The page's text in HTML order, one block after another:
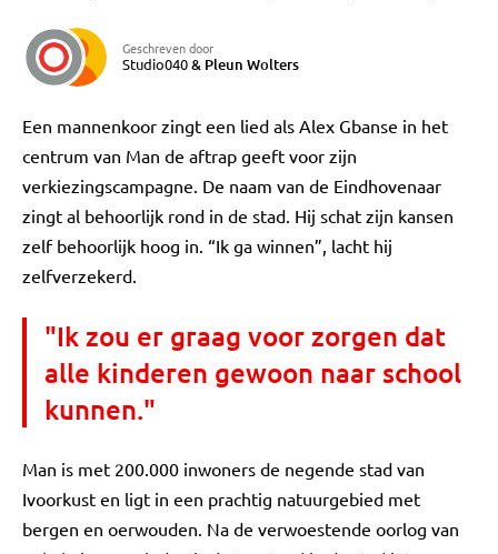
Geschreven door
Studio040& Pleun Wolters
Een mannenkoor zingt een lied als Alex Gbanse in het
centrum van Man de aftrap geeft voor zijn
verkiezingscampagne. De naam van de Eindhovenaar
zingt al behoorlijk rond in de stad. Hij schat zijn kansen
zelf behoorlijk hoog in. “Ik ga winnen”, lacht hij
zelfverzekerd.
"Ik zou er graag voor zorgen dat
alle kinderen gewoon naar school
kunnen."
Man is met 200.000 inwoners de negende stad van
Ivoorkust en ligt in een prachtig natuurgebied met
bergen en oerwouden. Na de verwoestende oorlog van